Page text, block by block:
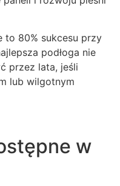
to 80% sukcesu przy
podłoga nie
przez lata, jeśli
lub wilgotnym
w